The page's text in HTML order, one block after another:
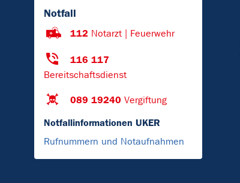
Notfall
112 Notarzt | Feuerwehr
116 117
Bereitschaftsdienst
089 19240 Vergiftung
Notfallinformationen UKER
Rufnummern und Notaufnahmen